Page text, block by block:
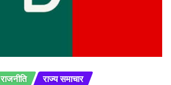
राजनीति राज्य समाचार